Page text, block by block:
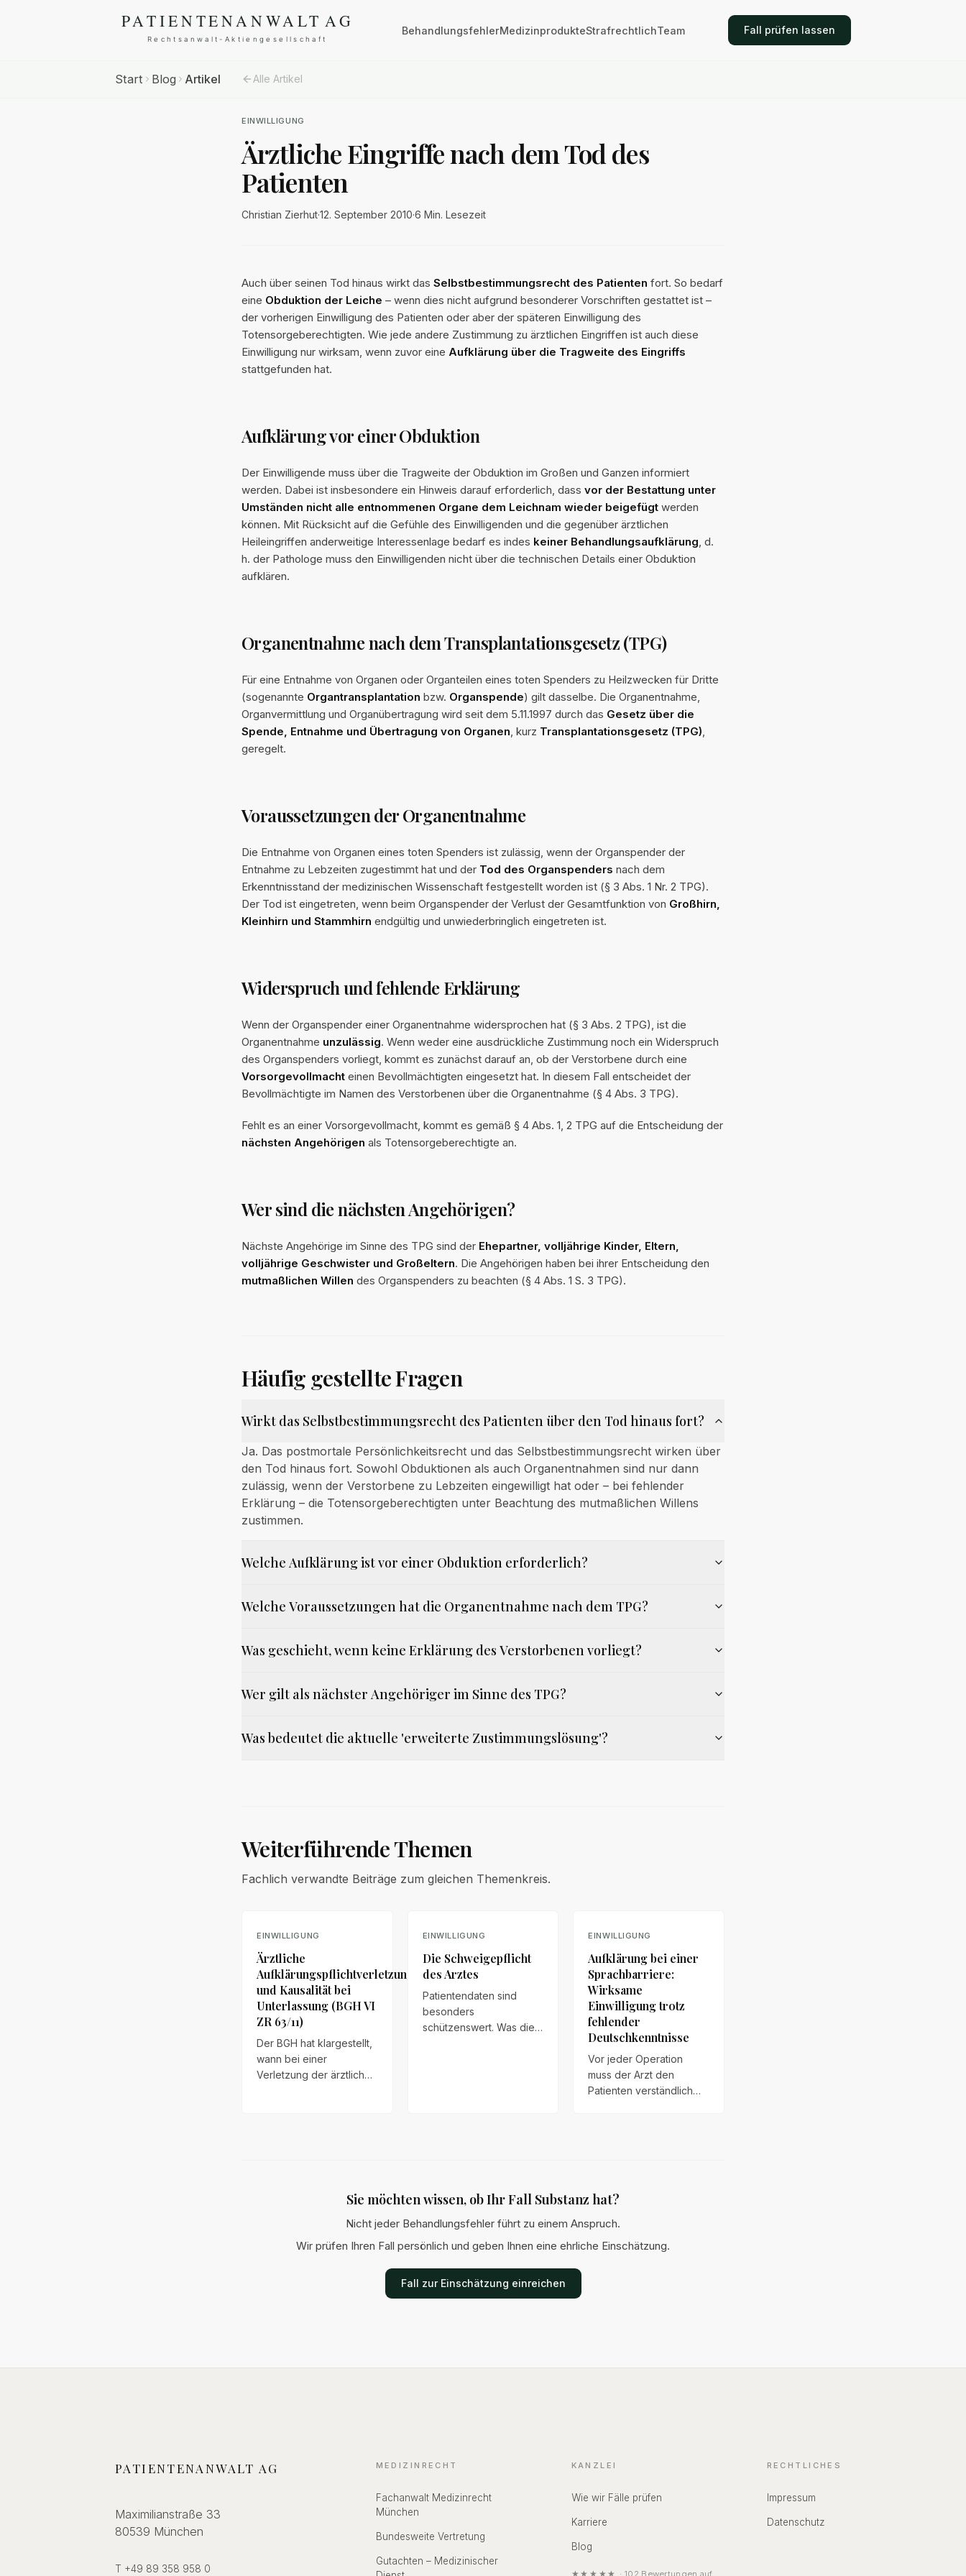
BehandlungsfehlerMedizinprodukteStrafrechtlichTeam Fall prüfen lassen
Start Blog Artikel Alle Artikel
EINWILLIGUNG
Ärztliche Eingriffe nach dem Tod des
Patienten
Christian Zierhut·12. September 2010·6 Min. Lesezeit
Auch über seinen Tod hinaus wirkt das Selbstbestimmungsrecht des Patienten fort. So bedarf
eine Obduktion der Leiche – wenn dies nicht aufgrund besonderer Vorschriften gestattet ist –
der vorherigen Einwilligung des Patienten oder aber der späteren Einwilligung des
Totensorgeberechtigten. Wie jede andere Zustimmung zu ärztlichen Eingriffen ist auch diese
Einwilligung nur wirksam, wenn zuvor eine Aufklärung über die Tragweite des Eingriffs
stattgefunden hat.
Aufklärung vor einer Obduktion
Der Einwilligende muss über die Tragweite der Obduktion im Großen und Ganzen informiert
werden. Dabei ist insbesondere ein Hinweis darauf erforderlich, dass vor der Bestattung unter
Umständen nicht alle entnommenen Organe dem Leichnam wieder beigefügt werden
können. Mit Rücksicht auf die Gefühle des Einwilligenden und die gegenüber ärztlichen
Heileingriffen anderweitige Interessenlage bedarf es indes keiner Behandlungsaufklärung, d.
h. der Pathologe muss den Einwilligenden nicht über die technischen Details einer Obduktion
aufklären.
Organentnahme nach dem Transplantationsgesetz (TPG)
Für eine Entnahme von Organen oder Organteilen eines toten Spenders zu Heilzwecken für Dritte
(sogenannte Organtransplantation bzw. Organspende) gilt dasselbe. Die Organentnahme,
Organvermittlung und Organübertragung wird seit dem 5.11.1997 durch das Gesetz über die
Spende, Entnahme und Übertragung von Organen, kurz Transplantationsgesetz (TPG),
geregelt.
Voraussetzungen der Organentnahme
Die Entnahme von Organen eines toten Spenders ist zulässig, wenn der Organspender der
Entnahme zu Lebzeiten zugestimmt hat und der Tod des Organspenders nach dem
Erkenntnisstand der medizinischen Wissenschaft festgestellt worden ist (§ 3 Abs. 1 Nr. 2 TPG).
Der Tod ist eingetreten, wenn beim Organspender der Verlust der Gesamtfunktion von Großhirn,
Kleinhirn und Stammhirn endgültig und unwiederbringlich eingetreten ist.
Widerspruch und fehlende Erklärung
Wenn der Organspender einer Organentnahme widersprochen hat (§ 3 Abs. 2 TPG), ist die
Organentnahme unzulässig. Wenn weder eine ausdrückliche Zustimmung noch ein Widerspruch
des Organspenders vorliegt, kommt es zunächst darauf an, ob der Verstorbene durch eine
Vorsorgevollmacht einen Bevollmächtigten eingesetzt hat. In diesem Fall entscheidet der
Bevollmächtigte im Namen des Verstorbenen über die Organentnahme (§ 4 Abs. 3 TPG).
Fehlt es an einer Vorsorgevollmacht, kommt es gemäß § 4 Abs. 1, 2 TPG auf die Entscheidung der
nächsten Angehörigen als Totensorgeberechtigte an.
Wer sind die nächsten Angehörigen?
Nächste Angehörige im Sinne des TPG sind der Ehepartner, volljährige Kinder, Eltern,
volljährige Geschwister und Großeltern. Die Angehörigen haben bei ihrer Entscheidung den
mutmaßlichen Willen des Organspenders zu beachten (§ 4 Abs. 1 S. 3 TPG).
Häufig gestellte Fragen
Wirkt das Selbstbestimmungsrecht des Patienten über den Tod hinaus fort?
Ja. Das postmortale Persönlichkeitsrecht und das Selbstbestimmungsrecht wirken über
den Tod hinaus fort. Sowohl Obduktionen als auch Organentnahmen sind nur dann
zulässig, wenn der Verstorbene zu Lebzeiten eingewilligt hat oder – bei fehlender
Erklärung – die Totensorgeberechtigten unter Beachtung des mutmaßlichen Willens
zustimmen.
Welche Aufklärung ist vor einer Obduktion erforderlich?
Welche Voraussetzungen hat die Organentnahme nach dem TPG?
Was geschieht, wenn keine Erklärung des Verstorbenen vorliegt?
Wer gilt als nächster Angehöriger im Sinne des TPG?
Was bedeutet die aktuelle 'erweiterte Zustimmungslösung'?
Weiterführende Themen
Fachlich verwandte Beiträge zum gleichen Themenkreis.
EINWILLIGUNG
Ärztliche
Aufklärungspflichtverletzung
und Kausalität bei
Unterlassung (BGH VI
ZR 63/11)
Der BGH hat klargestellt,
wann bei einer
Verletzung der ärztlichen
Aufklärung über eine
Cerclage in der 25.
Schwangerschaftswoche
und einen
EINWILLIGUNG
Die Schweigepflicht
des Arztes
Patientendaten sind
besonders
schützenswert. Was die
EINWILLIGUNG
Aufklärung bei einer
Sprachbarriere:
Wirksame
Einwilligung trotz
fehlender
Deutschkenntnisse
Vor jeder Operation
muss der Arzt den
Patienten verständlich
Informationsmaterial
überdeckt, ist die
Einwilligung unwirksam
und der Eingriff
Sie möchten wissen, ob Ihr Fall Substanz hat?
Nicht jeder Behandlungsfehler führt zu einem Anspruch.
Wir prüfen Ihren Fall persönlich und geben Ihnen eine ehrliche Einschätzung.
Fall zur Einschätzung einreichen
PATIENTENANWALT AG
Maximilianstraße 33
80539 München
T +49 89 358 958 0
MEDIZINRECHT
Fachanwalt Medizinrecht
München
Bundesweite Vertretung
Gutachten – Medizinischer
KANZLEI
Wie wir Fälle prüfen
Karriere
Blog
★★★★★ · 102 Bewertungen auf
RECHTLICHES
Impressum
Datenschutz